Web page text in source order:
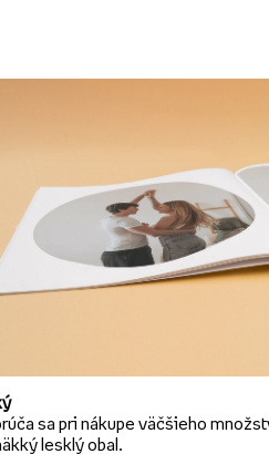
sa pri nákupe väčšieho
lesklý obal.